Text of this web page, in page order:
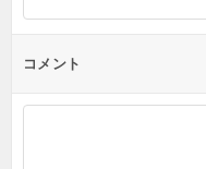
コメント